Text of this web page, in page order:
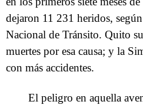
dejaron 11 231 heridos,
Nacional de Tránsito. Quito
muertes por esa causa; y la
con más accidentes.
El peligro en aquella